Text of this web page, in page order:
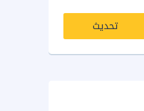
تحديث